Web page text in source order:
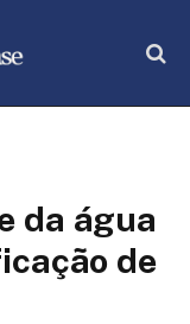
da água
de